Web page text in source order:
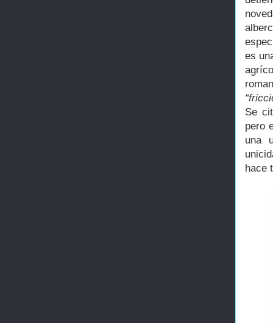
es
Se
pero
una
hace